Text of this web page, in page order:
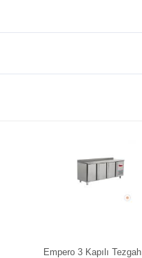
Empero 3 Kapılı Tezgah